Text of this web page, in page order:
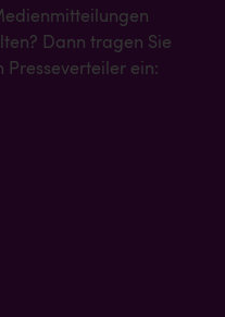
Dann tragen Sie
Presseverteiler ein: